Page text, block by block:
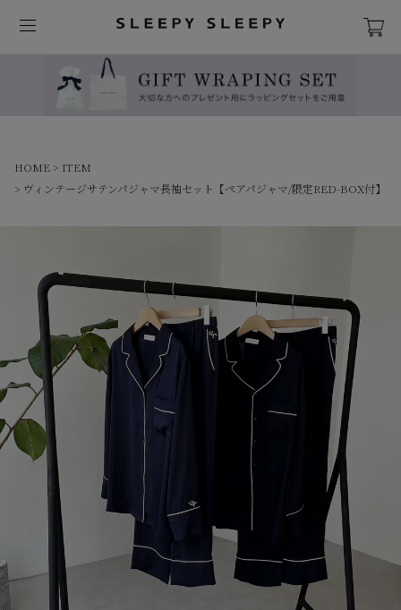
HOME
ITEM
ヴィンテージサテンパジャマ長袖セット【ペアパジャマ/限定RED-BOX付】